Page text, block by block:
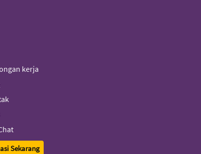
kerja
Sekarang